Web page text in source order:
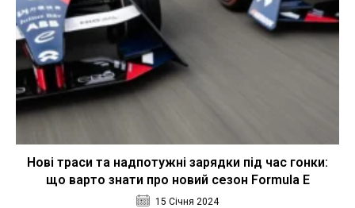
Нові траси та надпотужні зарядки під час гонки:
що варто знати про новий сезон Formula E
15 Січня 2024